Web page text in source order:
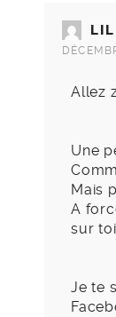
Allez
Une
Mais
A
sur
Je te